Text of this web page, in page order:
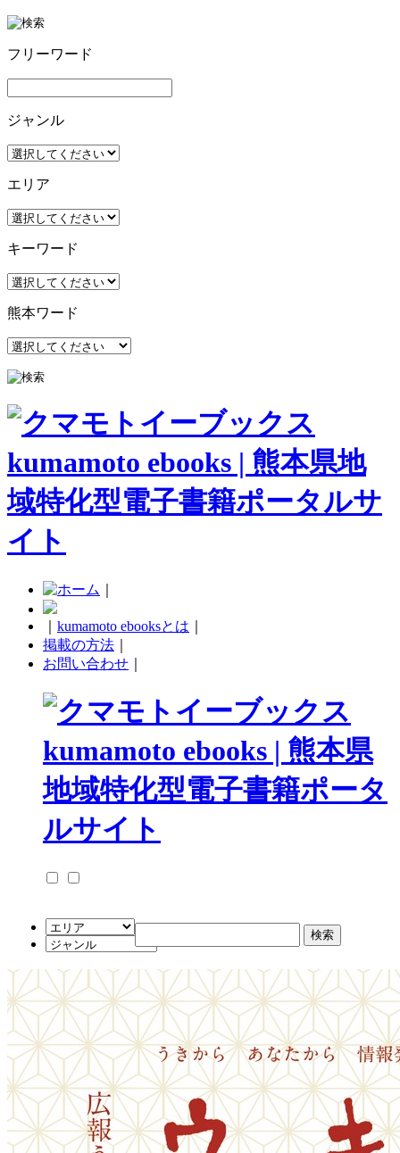
フリーワード
ジャンル
エリア
キーワード
熊本ワード
kumamoto ebooksとは
掲載の方法
お問い合わせ